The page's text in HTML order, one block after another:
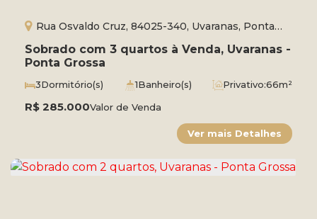
Sobrado com 3 quartos à Venda, Uvaranas -
Ponta Grossa
R$ 285.000Valor de Venda
Rua Osvaldo Cruz, 84025-340, Uvaranas, Ponta
Grossa, Paraná, Brasil
3Dormitório(s) 1Banheiro(s) Privativo:66m²